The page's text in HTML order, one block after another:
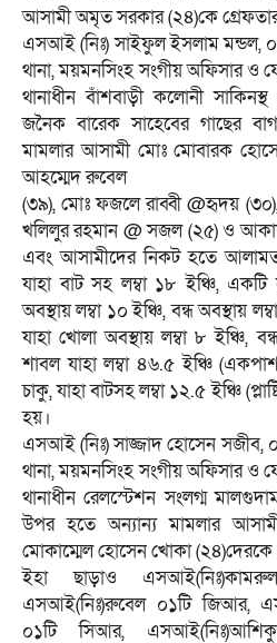
আসামী অমৃত সরকার (২৪)কে
এসআই (নিঃ) সাইফুল ইসলাম মন্ডল,
থানা, ময়মনসিংহ সংগীয় অফিসার ও
থানাধীন বাঁশবাড়ী কলোনী
জনৈক বারেক সাহেবের গাছের
মামলার আসামী মোঃ মোবারক
আহম্মেদ রুবেল
(৩৯), মোঃ ফজলে রাব্বী @হৃদয়
খলিলুর রহমান @ সজল (২৫) ও
এবং আসামীদের নিকট হতে
যাহা বাট সহ লম্বা ১৮ ইঞ্চি,
অবস্থায় লম্বা ১০ ইঞ্চি, বন্ধ অবস্থায়
যাহা খোলা অবস্থায় লম্বা ৮ ইঞ্চি,
শাবল যাহা লম্বা ৪৬.৫ ইঞ্চি
চাকু, যাহা বাটসহ লম্বা ১২.৫ ইঞ্চি
হয়।
এসআই (নিঃ) সাজ্জাদ হোসেন সজীব,
থানা, ময়মনসিংহ সংগীয় অফিসার ও
থানাধীন রেলস্টেশন সংলগ্ম
উপর হতে অন্যান্য মামলার
মোকাম্মেল হোসেন খোকা (২৪)দেরকে
ইহা ছাড়াও
এসআই(নিঃ)রুবেল ০১টি জিআর,
০১টি সিআর,